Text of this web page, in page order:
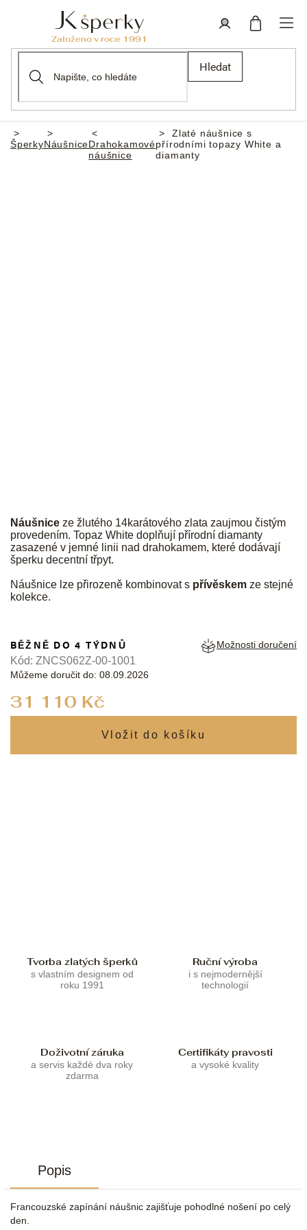
Hledat
Domů
ŠperkyNáušniceDrahokamové
náušnice
Zlaté náušnice s
přírodními topazy White a
diamanty
Náušnice ze žlutého 14karátového zlata zaujmou čistým
provedením. Topaz White doplňují přírodní diamanty
zasazené v jemné linii nad drahokamem, které dodávají
šperku decentní třpyt.
Náušnice lze přirozeně kombinovat s přívěskem ze stejné
kolekce.
31 110 Kč
BĚŽNĚ DO 4 TÝDNŮ
Můžeme doručit do: 08.09.2026
Možnosti doručení
Kód: ZNCS062Z-00-1001
Tvorba zlatých šperků
s vlastním designem od
roku 1991
Ruční výroba
i s nejmodernější
technologií
Doživotní záruka
a servis každé dva roky
zdarma
Certifikáty pravosti
a vysoké kvality
Popis
Francouzské zapínání náušnic zajišťuje pohodlné nošení po celý
den.